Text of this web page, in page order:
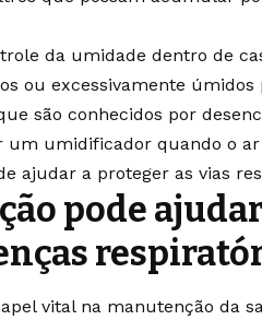
da umidade dentro de
ou excessivamente úmidos
são conhecidos por
umidificador quando o
ajudar a proteger as vias
pode
vital na manutenção da